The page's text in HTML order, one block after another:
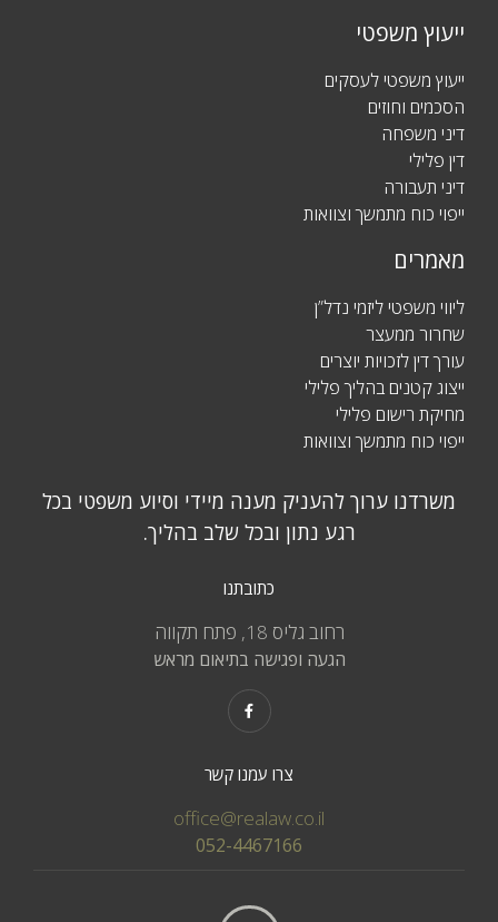
ייעוץ משפטי
ייעוץ משפטי לעסקים
הסכמים וחוזים
דיני משפחה
דין פלילי
דיני תעבורה
ייפוי כוח מתמשך וצוואות
מאמרים
ליווי משפטי ליזמי נדל”ן
שחרור ממעצר
עורך דין לזכויות יוצרים
ייצוג קטנים בהליך פלילי
מחיקת רישום פלילי
ייפוי כוח מתמשך וצוואות
משרדנו ערוך להעניק מענה מיידי וסיוע משפטי בכל
רגע נתון ובכל שלב בהליך.
כתובתנו
רחוב גליס 18, פתח תקווה
הגעה ופגישה בתיאום מראש
צרו עמנו קשר
office@realaw.co.il
052-4467166